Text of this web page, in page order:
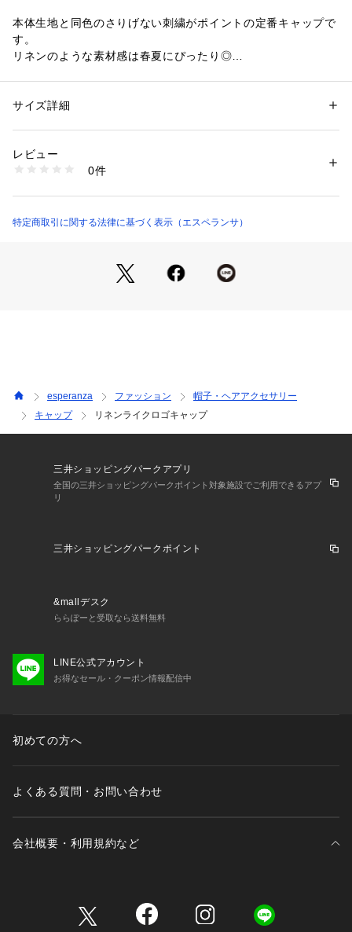
本体生地と同色のさりげない刺繍がポイントの定番キャップで
す。
リネンのような素材感は春夏にぴったり◎
す。
※照明の関係により、実際よりも色味が違って見える場合があ
ります。また、パソコン・スマートフォンなどの環境により、
性別：レディース
素材：綿95％ ポリウレタン5％
商品番号：
R53-80207 （ショップ）
サイズ詳細
レビュー
0件
特定商取引に関する法律に基づく表示（エスペランサ）
esperanza ファッション
帽子・ヘアアクセサリー
キャップ
リネンライクロゴキャップ
三井ショッピングパークアプリ
全国の三井ショッピングパークポイント対象施設でご利用できるアプ
リ
三井ショッピングパークポイント
&mallデスク
ららぽーと受取なら送料無料
LINE公式アカウント
お得なセール・クーポン情報配信中
初めての方へ
よくある質問・お問い合わせ
会社概要・利用規約など